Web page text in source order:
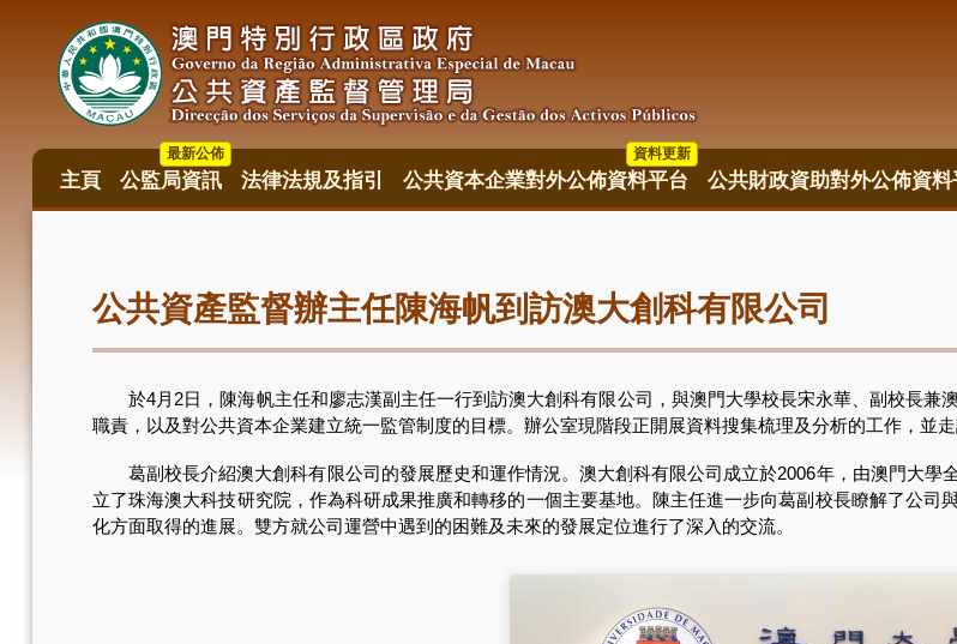
目
主頁 公監局資訊
最新公佈
法律法規及指引 公共資本企業對外公佈資料平台
資料更新
公共財政資助對外公佈資料
公共資產監督辦主任陳海帆到訪澳大創科有限公司
於4月2日，陳海帆主任和廖志漢副主任一行到訪澳大創科有限公司，與澳門大學校長宋永華、副校長兼
職責，以及對公共資本企業建立統一監管制度的目標。辦公室現階段正開展資料搜集梳理及分析的工作，並
葛副校長介紹澳大創科有限公司的發展歷史和運作情況。澳大創科有限公司成立於2006年，由澳門大學
立了珠海澳大科技研究院，作為科研成果推廣和轉移的一個主要基地。陳主任進一步向葛副校長瞭解了公
化方面取得的進展。雙方就公司運營中遇到的困難及未來的發展定位進行了深入的交流。